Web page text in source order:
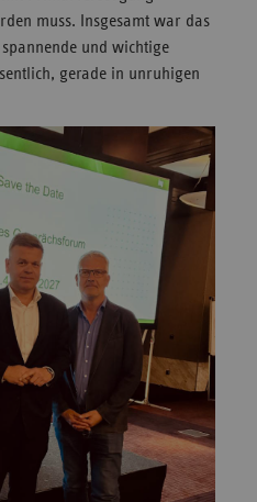
muss. Insgesamt war das
und wichtige
gerade in unruhigen